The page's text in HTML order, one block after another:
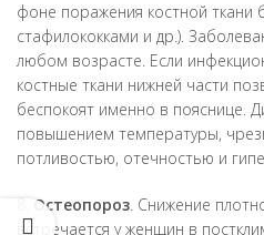
фоне поражения костной ткани
стафилококками и др.).
любом возрасте. Если
костные ткани нижней части
беспокоят именно в пояснице.
повышением температуры,
потливостью, отечностью и
Остеопороз. Снижение
встречается у женщин в